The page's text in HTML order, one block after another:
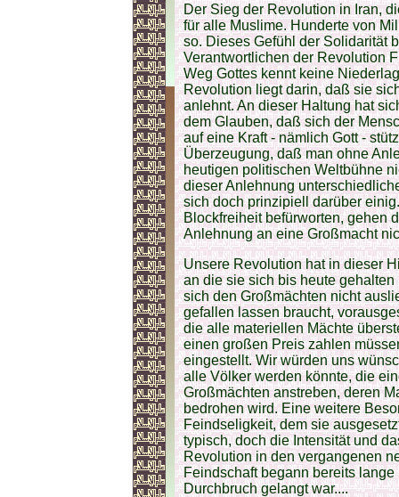
Der Sieg der Revolution in Iran,
für alle Muslime. Hunderte von
so. Dieses Gefühl der Solidarität
Verantwortlichen der Revolution
Weg Gottes kennt keine
Revolution liegt darin, daß sie
anlehnt. An dieser Haltung hat
dem Glauben, daß sich der
auf eine Kraft - nämlich Gott -
Überzeugung, daß man ohne
heutigen politischen Weltbühne
dieser Anlehnung
sich doch prinzipiell darüber
Blockfreiheit befürworten, gehen
Anlehnung an eine Großmacht
Unsere Revolution hat in dieser
an die sie sich bis heute
sich den Großmächten nicht
gefallen lassen braucht,
die alle materiellen Mächte
einen großen Preis zahlen
eingestellt. Wir würden uns
alle Völker werden könnte, die
Großmächten anstreben, deren
bedrohen wird. Eine weitere
Feindseligkeit, dem sie
typisch, doch die Intensität und
Revolution in den vergangenen
Feindschaft begann bereits
Durchbruch gelangt war....